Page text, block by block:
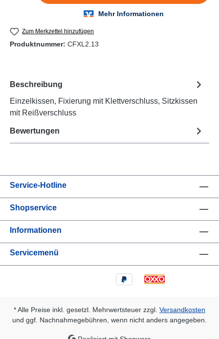
Zum Merkzettel hinzufügen
Produktnummer: CFXL2.13
Beschreibung
Einzelkissen, Fixierung mit Klettverschluss, Sitzkissen
mit Reißverschluss
Bewertungen
Service-Hotline
Shopservice
Informationen
Servicemenü
* Alle Preise inkl. gesetzl. Mehrwertsteuer zzgl. Versandkosten
und ggf. Nachnahmegebühren, wenn nicht anders angegeben.